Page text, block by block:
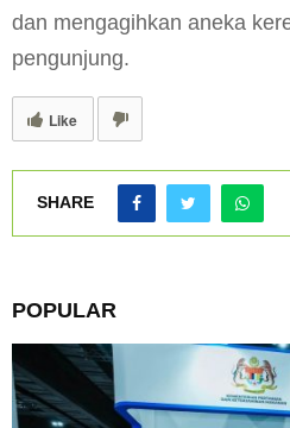
dan mengagihkan aneka
pengunjung.
Like
SHARE
POPULAR